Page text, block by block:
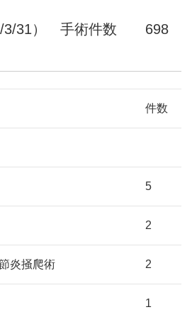
3/31） 手術件数 698
件数
5
2
炎掻爬術 2
1